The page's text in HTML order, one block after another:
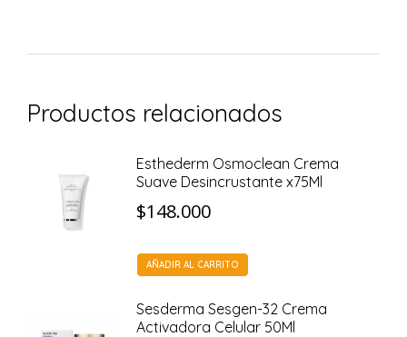
Productos relacionados
Esthederm Osmoclean Crema
Suave Desincrustante x75Ml
$148.000
AÑADIR AL CARRITO
Sesderma Sesgen-32 Crema
Activadora Celular 50Ml